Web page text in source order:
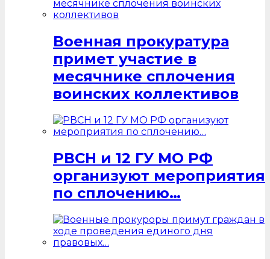
Военная прокуратура
примет участие в
месячнике сплочения
воинских коллективов
РВСН и 12 ГУ МО РФ
организуют мероприятия
по сплочению…